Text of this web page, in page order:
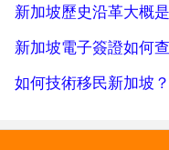
新加坡歷史沿革大概
新加坡電子簽證如何
如何技術移民新加坡